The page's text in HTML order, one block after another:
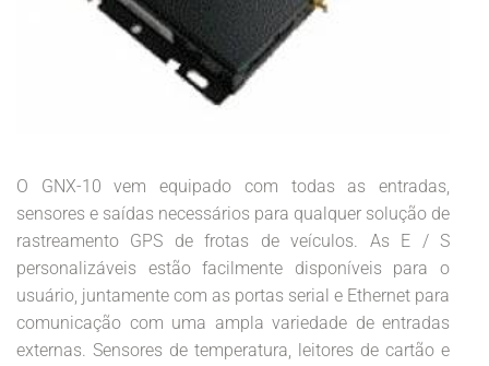
O GNX-10 vem equipado com todas as entradas,
sensores e saídas necessários para qualquer solução de
rastreamento GPS de frotas de veículos. As E / S
personalizáveis estão facilmente disponíveis para o
usuário, juntamente com as portas serial e Ethernet para
comunicação com uma ampla variedade de entradas
externas. Sensores de temperatura, leitores de cartão e